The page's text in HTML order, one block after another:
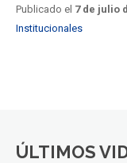
Publicado el 7 de julio
Institucionales
ÚLTIMOS